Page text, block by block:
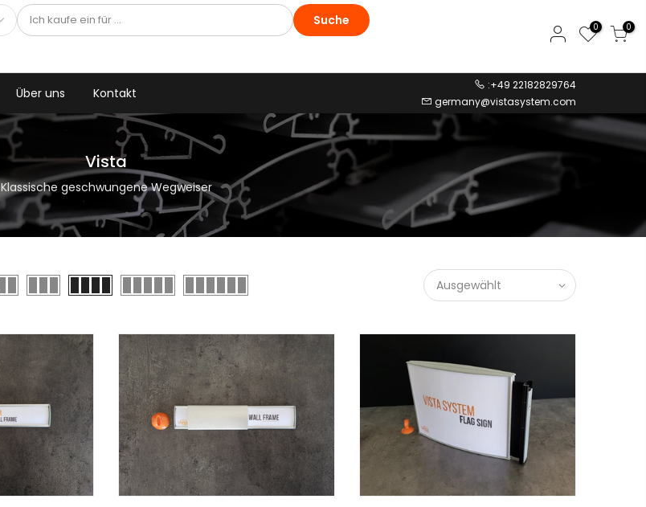
Suche 0 0
Über uns Kontakt
:+49 22182829764
germany@vistasystem.com
Vista
Klassische geschwungene Wegweiser
Ausgewählt